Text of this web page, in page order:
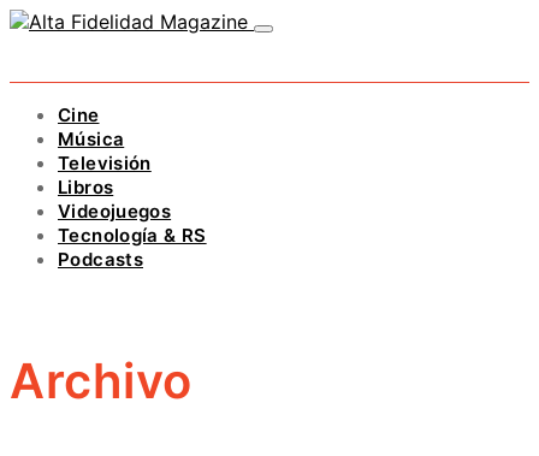
Cine
Música
Televisión
Libros
Videojuegos
Tecnología & RS
Podcasts
Archivo